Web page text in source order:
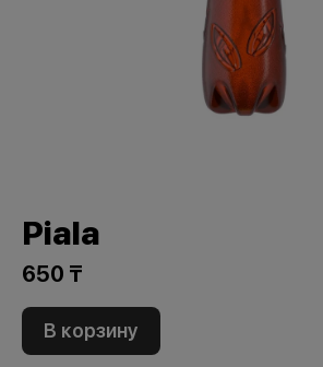
Piala
650 ₸
В корзину